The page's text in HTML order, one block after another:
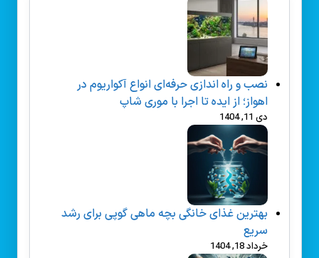
نصب و راه‌ اندازی حرفه‌ای انواع آکواریوم در
اهواز؛ از ایده تا اجرا با موری شاپ
دی 11, 1404
بهترین غذای خانگی بچه ماهی گوپی برای رشد
سریع
خرداد 18, 1404